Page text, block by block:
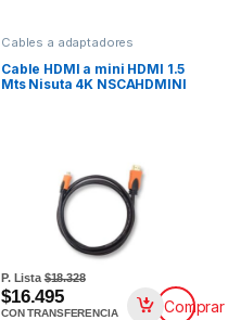
Cables a adaptadores
Cable HDMI a mini HDMI 1.5
Mts Nisuta 4K NSCAHDMINI
P. Lista$18.328
$16.495
CON TRANSFERENCIA Comprar